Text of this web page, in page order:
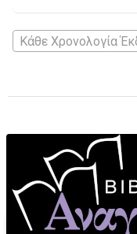
Κάθε Χρονολογία